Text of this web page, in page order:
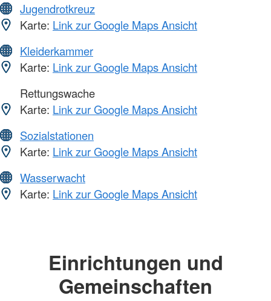
Jugendrotkreuz
Karte: Link zur Google Maps Ansicht
Kleiderkammer
Karte: Link zur Google Maps Ansicht
Rettungswache
Karte: Link zur Google Maps Ansicht
Sozialstationen
Karte: Link zur Google Maps Ansicht
Wasserwacht
Karte: Link zur Google Maps Ansicht
Einrichtungen und
Gemeinschaften